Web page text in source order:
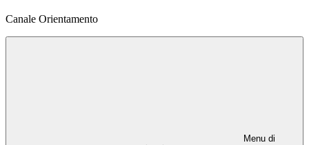
Canale Orientamento
Menu di